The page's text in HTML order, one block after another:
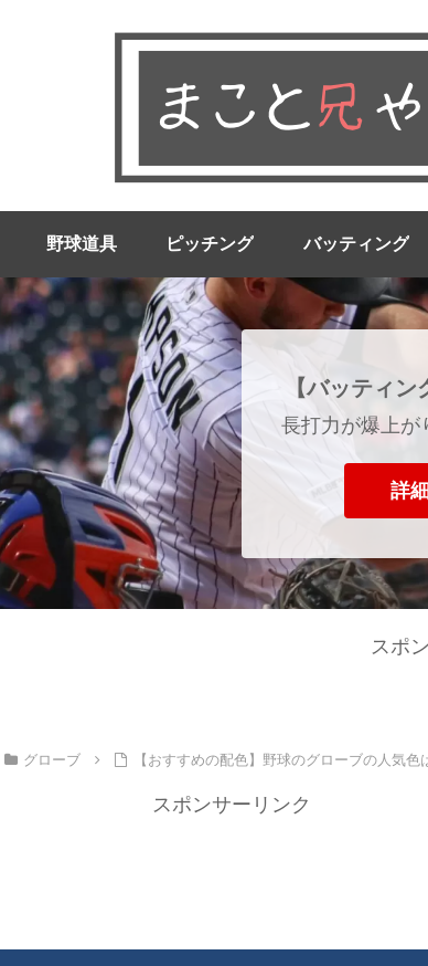
野球道具 ピッチング バッティング
【バッティン
長打力が爆上が
詳
スポ
グローブ 【おすすめの配色】野球のグローブの人気
スポンサーリンク